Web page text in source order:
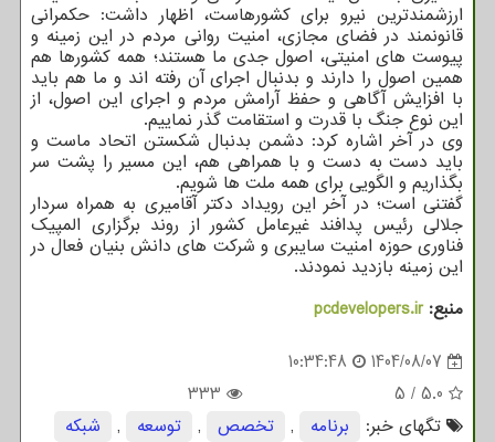
ارزشمندترین نیرو برای کشورهاست، اظهار داشت: حکمرانی
قانونمند در فضای مجازی، امنیت روانی مردم در این زمینه و
پیوست های امنیتی، اصول جدی ما هستند؛ همه کشورها هم
همین اصول را دارند و بدنبال اجرای آن رفته اند و ما هم باید
با افزایش آگاهی و حفظ آرامش مردم و اجرای این اصول، از
این نوع جنگ با قدرت و استقامت گذر نماییم.
وی در آخر اشاره کرد: دشمن بدنبال شکستن اتحاد ماست و
باید دست به دست و با همراهی هم، این مسیر را پشت سر
بگذاریم و الگویی برای همه ملت ها شویم.
گفتنی است؛ در آخر این رویداد دکتر آقامیری به همراه سردار
جلالی رئیس پدافند غیرعامل کشور از روند برگزاری المپیک
فناوری حوزه امنیت سایبری و شرکت های دانش بنیان فعال در
این زمینه بازدید نمودند.
منبع:pcdevelopers.ir
1404/08/07
10:34:48
5.0
/
5
333
تگهای خبر:
برنامه , تخصص , توسعه ,
شبكه